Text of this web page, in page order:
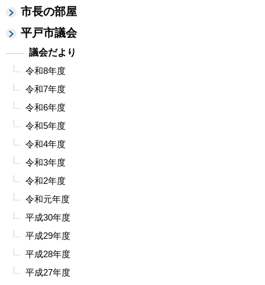
市長の部屋
平戸市議会
議会だより
令和8年度
令和7年度
令和6年度
令和5年度
令和4年度
令和3年度
令和2年度
令和元年度
平成30年度
平成29年度
平成28年度
平成27年度